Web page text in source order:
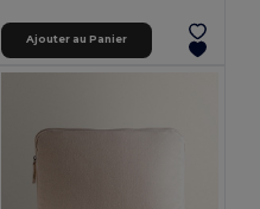
Ajouter au Panier